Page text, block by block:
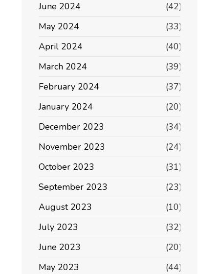
June 2024
(42)
May 2024
(33)
April 2024
(40)
March 2024
(39)
February 2024
(37)
January 2024
(20)
December 2023
(34)
November 2023
(24)
October 2023
(31)
September 2023
(23)
August 2023
(10)
July 2023
(32)
June 2023
(20)
May 2023
(44)